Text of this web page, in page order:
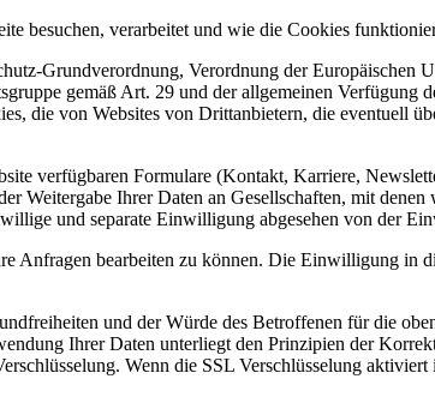
besuchen, verarbeitet und wie die Cookies
Grundverordnung, Verordnung der Europäischen
gemäß Art. 29 und der allgemeinen Verfügung
die von Websites von Drittanbietern, die eventuell
verfügbaren Formulare (Kontakt, Karriere,
Ihrer Daten an Gesellschaften, mit
und separate Einwilligung abgesehen von der
Anfragen bearbeiten zu können. Die Einwilligung in
und der Würde des Betroffenen für die
Ihrer Daten unterliegt den Prinzipien der
Wenn die SSL Verschlüsselung